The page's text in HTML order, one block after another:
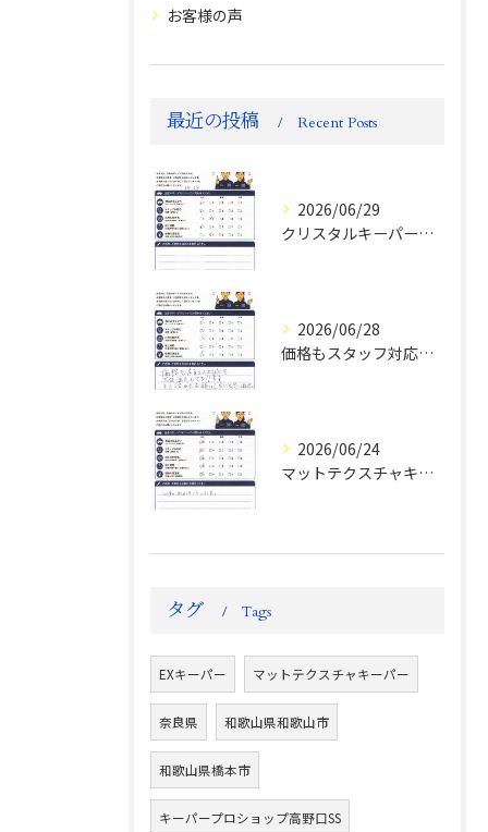
お客様の声
最近の投稿 Recent Posts
2026/06/29
クリスタルキーパー評判
2026/06/28
価格もスタッフ対応も大変満足！ランドクルーザーFJお客様の声
2026/06/24
マットテクスチャキーパー施工後のお客様の声
タグ Tags
EXキーパー マットテクスチャキーパー
奈良県 和歌山県和歌山市
和歌山県橋本市
キーパープロショップ高野口SS